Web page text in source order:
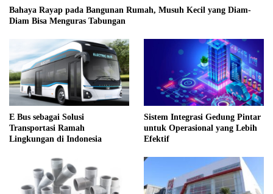
Bahaya Rayap pada Bangunan Rumah, Musuh Kecil yang Diam-
Diam Bisa Menguras Tabungan
E Bus sebagai Solusi
Transportasi Ramah
Lingkungan di Indonesia
Sistem Integrasi Gedung Pintar
untuk Operasional yang Lebih
Efektif